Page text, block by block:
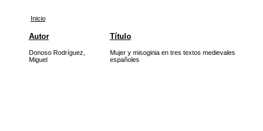
Inicio
Autor Título
Donoso Rodríguez,
Miguel
Mujer y misoginia en tres textos medievales
españoles